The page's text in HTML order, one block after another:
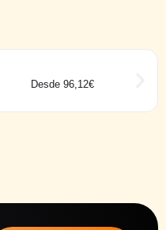
Desde 96,12€